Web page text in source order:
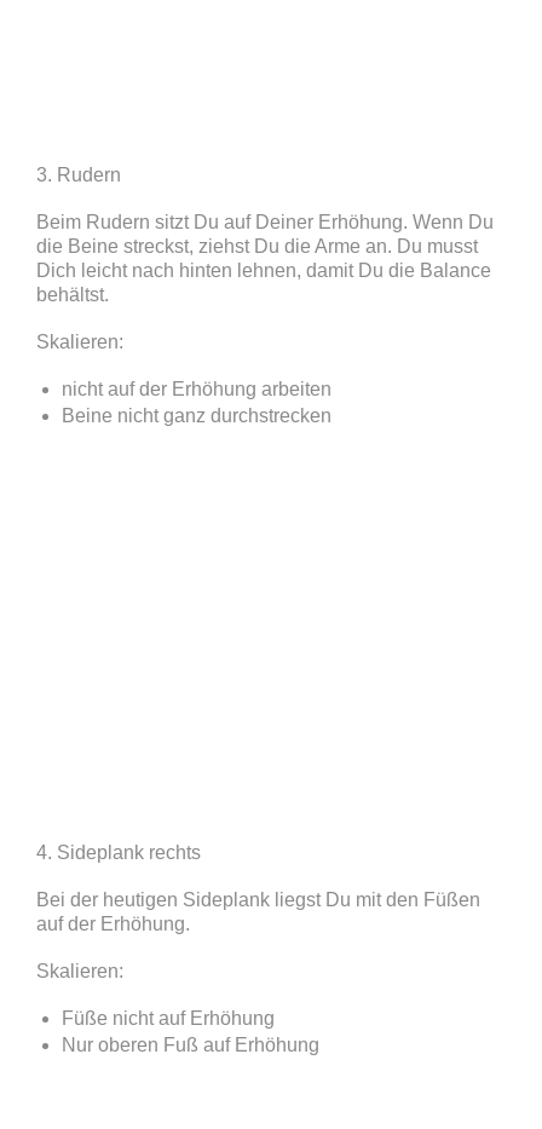
3. Rudern
Beim Rudern sitzt Du auf Deiner Erhöhung. Wenn Du
die Beine streckst, ziehst Du die Arme an. Du musst
Dich leicht nach hinten lehnen, damit Du die Balance
behältst.
Skalieren:
nicht auf der Erhöhung arbeiten
Beine nicht ganz durchstrecken
4. Sideplank rechts
Bei der heutigen Sideplank liegst Du mit den Füßen
auf der Erhöhung.
Skalieren:
Füße nicht auf Erhöhung
Nur oberen Fuß auf Erhöhung